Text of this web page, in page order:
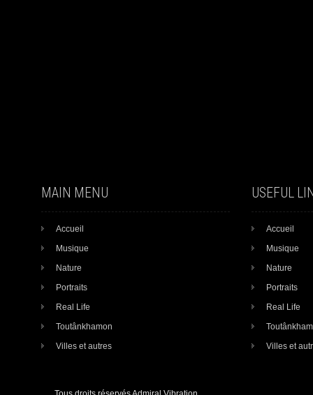
MAIN MENU
Accueil
Musique
Nature
Portraits
Real Life
Toutânkhamon
Villes et autres
USEFUL
Accueil
Musique
Nature
Portraits
Real Life
Villes et